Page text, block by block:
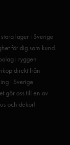
lager i Sverige
för dig som kund.
i ryggen
direkt från
i Sverige
gör oss till en av
och dekor!